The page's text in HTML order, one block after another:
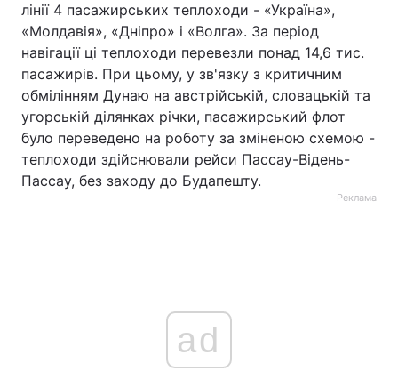
лінії 4 пасажирських теплоходи - «Україна»,
«Молдавія», «Дніпро» і «Волга». За період
навігації ці теплоходи перевезли понад 14,6 тис.
пасажирів. При цьому, у зв'язку з критичним
обмілінням Дунаю на австрійській, словацькій та
угорській ділянках річки, пасажирський флот
було переведено на роботу за зміненою схемою -
теплоходи здійснювали рейси Пассау-Відень-
Пассау, без заходу до Будапешту.
Реклама
ad